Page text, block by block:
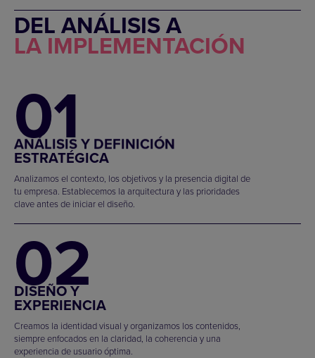
DEL ANÁLISIS A
LA IMPLEMENTACIÓN
01
ANÁLISIS Y DEFINICIÓN
ESTRATÉGICA
Analizamos el contexto, los objetivos y la presencia digital de
tu empresa. Establecemos la arquitectura y las prioridades
clave antes de iniciar el diseño.
02
DISEÑO Y
EXPERIENCIA
Creamos la identidad visual y organizamos los contenidos,
siempre enfocados en la claridad, la coherencia y una
experiencia de usuario óptima.